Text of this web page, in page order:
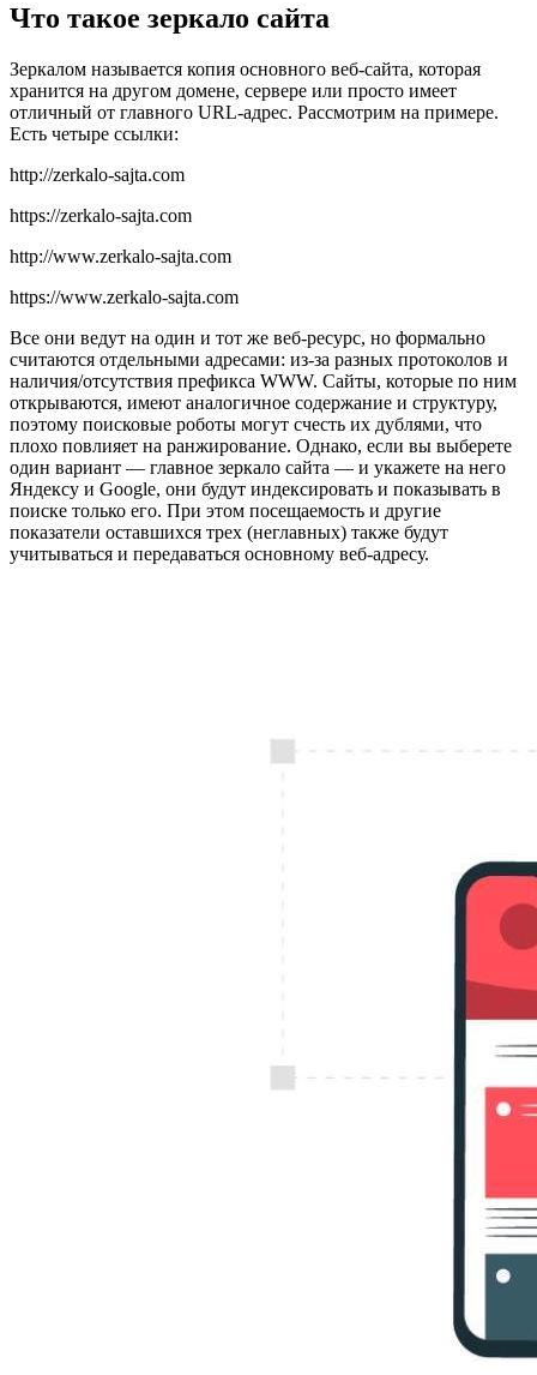
Что такое зеркало сайта
Зеркалом называется копия основного веб-сайта, которая
хранится на другом домене, сервере или просто имеет
отличный от главного URL-адрес. Рассмотрим на примере.
Есть четыре ссылки:
http://zerkalo-sajta.com
https://zerkalo-sajta.com
http://www.zerkalo-sajta.com
https://www.zerkalo-sajta.com
Все они ведут на один и тот же веб-ресурс, но формально
считаются отдельными адресами: из-за разных протоколов и
наличия/отсутствия префикса WWW. Сайты, которые по ним
открываются, имеют аналогичное содержание и структуру,
поэтому поисковые роботы могут счесть их дублями, что
плохо повлияет на ранжирование. Однако, если вы выберете
один вариант — главное зеркало сайта — и укажете на него
Яндексу и Google, они будут индексировать и показывать в
поиске только его. При этом посещаемость и другие
показатели оставшихся трех (неглавных) также будут
учитываться и передаваться основному веб-адресу.